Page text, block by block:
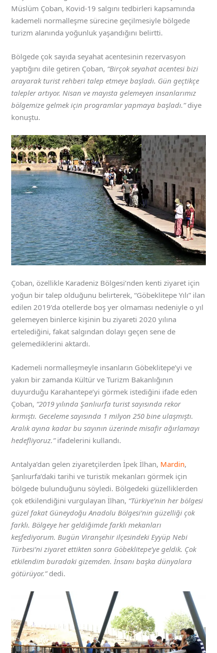
Müslüm Çoban, Kovid-19 salgını tedbirleri kapsamında
kademeli normalleşme sürecine geçilmesiyle bölgede
turizm alanında yoğunluk yaşandığını belirtti.
Bölgede çok sayıda seyahat acentesinin rezervasyon
yaptığını dile getiren Çoban, “Birçok seyahat acentesi bizi
arayarak turist rehberi talep etmeye başladı. Gün geçtikçe
talepler artıyor. Nisan ve mayısta gelemeyen insanlarımız
bölgemize gelmek için programlar yapmaya başladı.”diye
konuştu.
Çoban, özellikle Karadeniz Bölgesi’nden kenti ziyaret için
yoğun bir talep olduğunu belirterek, “Göbeklitepe Yılı” ilan
edilen 2019’da otellerde boş yer olmaması nedeniyle o yıl
gelemeyen binlerce kişinin bu ziyareti 2020 yılına
ertelediğini, fakat salgından dolayı geçen sene de
gelemediklerini aktardı.
Kademeli normalleşmeyle insanların Göbeklitepe’yi ve
yakın bir zamanda Kültür ve Turizm Bakanlığının
duyurduğu Karahantepe’yi görmek istediğini ifade eden
Çoban, “2019 yılında Şanlıurfa turist sayısında rekor
kırmıştı. Geceleme sayısında 1 milyon 250 bine ulaşmıştı.
Aralık ayına kadar bu sayının üzerinde misafir ağırlamayı
hedefliyoruz.”ifadelerini kullandı.
Antalya’dan gelen ziyaretçilerden İpek İlhan, Mardin,
Şanlıurfa’daki tarihi ve turistik mekanları görmek için
bölgede bulunduğunu söyledi. Bölgedeki güzelliklerden
çok etkilendiğini vurgulayan İlhan, “Türkiye’nin her bölgesi
güzel fakat Güneydoğu Anadolu Bölgesi’nin güzelliği çok
farklı. Bölgeye her geldiğimde farklı mekanları
keşfediyorum. Bugün Viranşehir ilçesindeki Eyyüp Nebi
Türbesi’ni ziyaret ettikten sonra Göbeklitepe’ye geldik. Çok
etkilendim buradaki gizemden. İnsanı başka dünyalara
götürüyor.”dedi.